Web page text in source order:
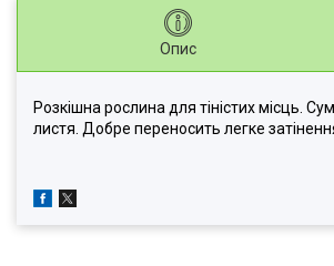
Опис
Розкішна рослина для тіністих місць.
листя. Добре переносить легке